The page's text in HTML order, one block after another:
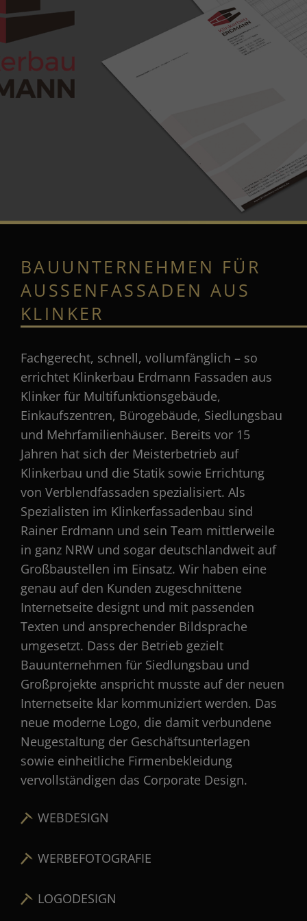
DESIGN & PRINT
MITARBEITER
GEWINNUNG
WIR
BAUUNTERNEHMEN FÜR
AUSSENFASSADEN AUS K
LINKER
Fachgerecht, schnell, vollumfänglich – so
errichtet Klinkerbau Erdmann Fassaden aus
Klinker für Multifunktionsgebäude,
Einkaufszentren, Bürogebäude, Siedlungsbau
und Mehrfamilienhäuser. Bereits vor 15
Jahren hat sich der Meisterbetrieb auf
Klinkerbau und die Statik sowie Errichtung
von Verblendfassaden spezialisiert. Als
Spezialisten im Klinkerfassadenbau sind
Rainer Erdmann und sein Team mittlerweile
in ganz NRW und sogar deutschlandweit auf
Großbaustellen im Einsatz. Wir haben eine
genau auf den Kunden zugeschnittene
Internetseite designt und mit passenden
Texten und ansprechender Bildsprache
umgesetzt. Dass der Betrieb gezielt
Bauunternehmen für Siedlungsbau und
Großprojekte anspricht musste auf der neuen
Internetseite klar kommuniziert werden. Das
neue moderne Logo, die damit verbundene
Neugestaltung der Geschäftsunterlagen
sowie einheitliche Firmenbekleidung
vervollständigen das Corporate Design.
WEBDESIGN
WERBEFOTOGRAFIE
LOGODESIGN